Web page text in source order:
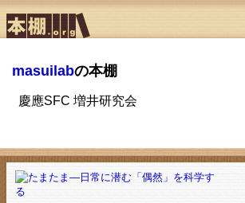
masuilabの本棚
慶應SFC 増井研究会